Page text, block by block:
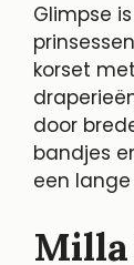
Glimpse
korset
door
bandjes
een lange
Milla